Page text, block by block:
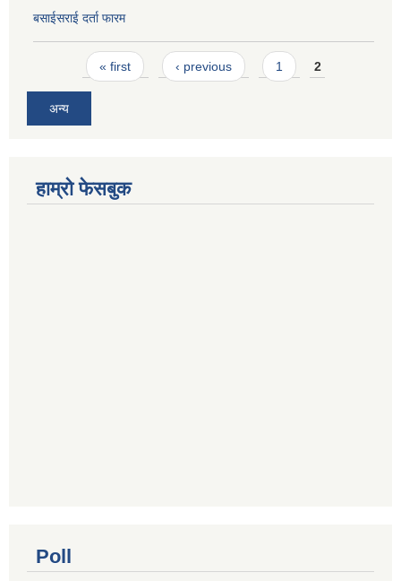
बसाईसराई दर्ता फारम
Pages« first ‹ previous 1 2
अन्य
हाम्रो फेसबुक
Poll